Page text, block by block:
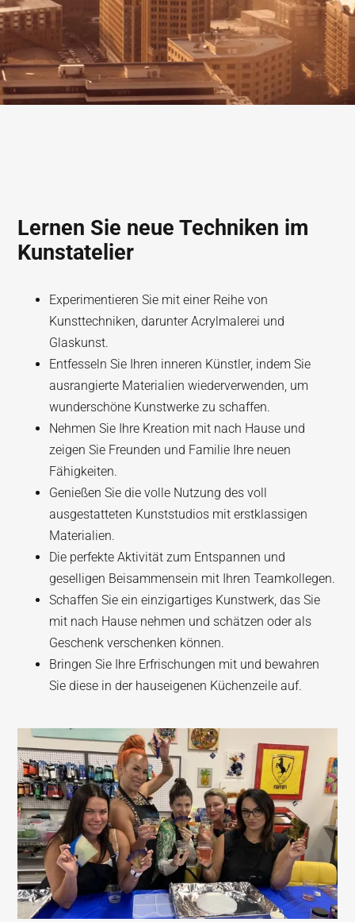
Lernen Sie neue Techniken im
Kunstatelier
Experimentieren Sie mit einer Reihe von
Kunsttechniken, darunter Acrylmalerei und
Glaskunst.
Entfesseln Sie Ihren inneren Künstler, indem Sie
ausrangierte Materialien wiederverwenden, um
wunderschöne Kunstwerke zu schaffen.
Nehmen Sie Ihre Kreation mit nach Hause und
zeigen Sie Freunden und Familie Ihre neuen
Fähigkeiten.
Genießen Sie die volle Nutzung des voll
ausgestatteten Kunststudios mit erstklassigen
Materialien.
Die perfekte Aktivität zum Entspannen und
geselligen Beisammensein mit Ihren Teamkollegen.
Schaffen Sie ein einzigartiges Kunstwerk, das Sie
mit nach Hause nehmen und schätzen oder als
Geschenk verschenken können.
Bringen Sie Ihre Erfrischungen mit und bewahren
Sie diese in der hauseigenen Küchenzeile auf.